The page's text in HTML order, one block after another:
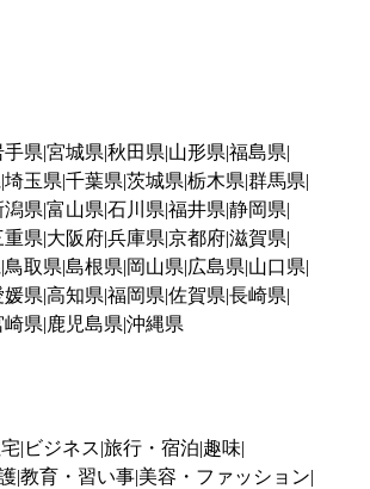
手県 宮城県 秋田県 山形県 福島県
埼玉県 千葉県 茨城県 栃木県 群馬県
潟県 富山県 石川県 福井県 静岡県
重県 大阪府兵庫県 京都府滋賀県
鳥取県 島根県 岡山県 広島県 山口県
媛県 高知県 福岡県 佐賀県 長崎県
崎県 鹿児島県 沖縄県
ビジネス 旅行・宿泊 趣味
教育・習い事 美容・ファッション